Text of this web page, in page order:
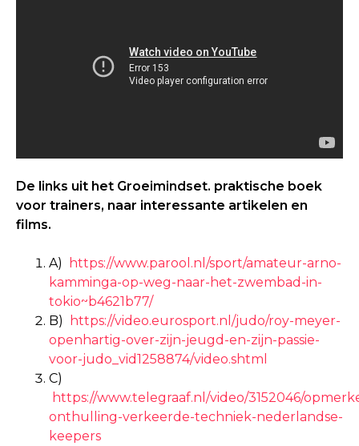
De links uit het Groeimindset. praktische boek
voor trainers, naar interessante artikelen en
films.
A)
https://www.parool.nl/sport/amateur-arno-
kamminga-op-weg-naar-het-zwembad-in-
tokio~b4621b77/
B)
https://video.eurosport.nl/judo/roy-meyer-
openhartig-over-zijn-jeugd-en-zijn-passie-
voor-judo_vid1258874/video.shtml
C)
https://www.telegraaf.nl/video/3152046/
onthulling-verkeerde-techniek-nederlandse-
keepers